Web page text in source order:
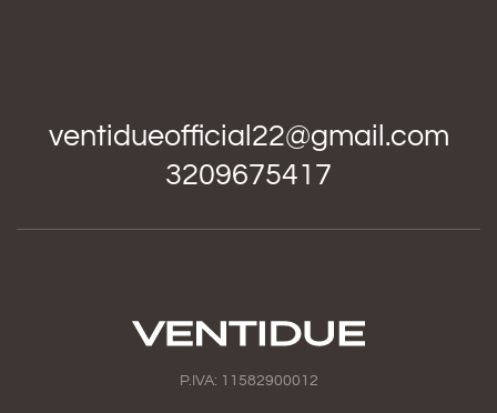
ventidueofficial22@gmail.com
3209675417
P.IVA: 11582900012